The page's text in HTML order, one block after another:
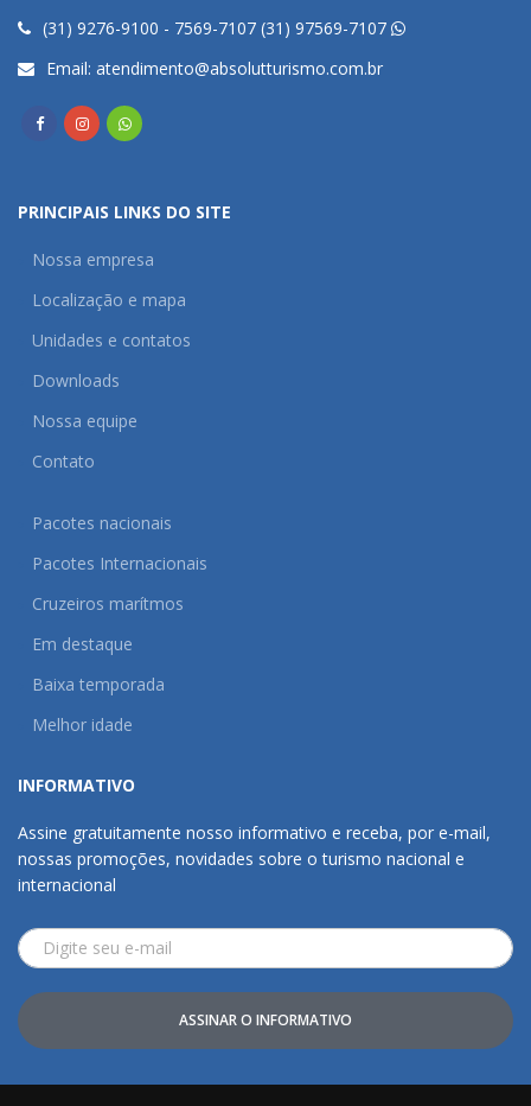
(31) 9276-9100 - 7569-7107 (31) 97569-7107
Email: atendimento@absolutturismo.com.br
PRINCIPAIS LINKS DO SITE
Nossa empresa
Localização e mapa
Unidades e contatos
Downloads
Nossa equipe
Contato
Pacotes nacionais
Pacotes Internacionais
Cruzeiros marítmos
Em destaque
Baixa temporada
Melhor idade
INFORMATIVO
Assine gratuitamente nosso informativo e receba, por e-mail,
nossas promoções, novidades sobre o turismo nacional e
internacional
ASSINAR O INFORMATIVO